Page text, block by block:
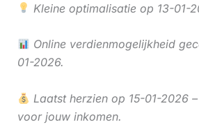
Kleine optimalisatie op 13-01-
Online verdienmogelijkheid
01-2026.
Laatst herzien op 15-01-2026
voor jouw inkomen.